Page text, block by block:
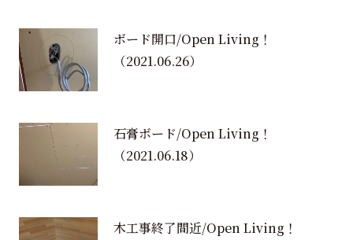
ボード開口/Open Living！
（2021.06.26）
石膏ボード/Open Living！
（2021.06.18）
木工事終了間近/Open Living！